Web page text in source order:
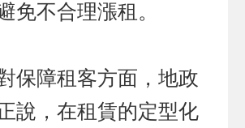
免不合理漲租。
保障租客方面，地政
說，在租賃的定型化